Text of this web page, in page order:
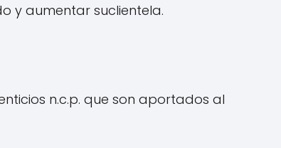
y aumentar suclientela.
n.c.p. que son aportados al